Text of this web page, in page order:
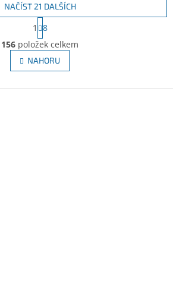
O
v
l
á
NAČÍST 21 DALŠÍCH
S
t
r
á
n
k
v
1
8
156 položek celkem
NAHORU